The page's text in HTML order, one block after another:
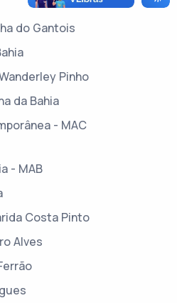
do Gantois
Pinho
da Bahia
- MAC
- MAB
Costa Pinto
Alves